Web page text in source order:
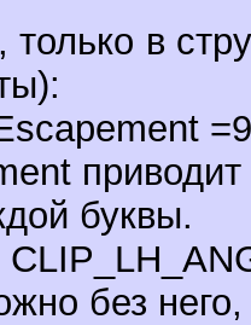
в
буквы.
без